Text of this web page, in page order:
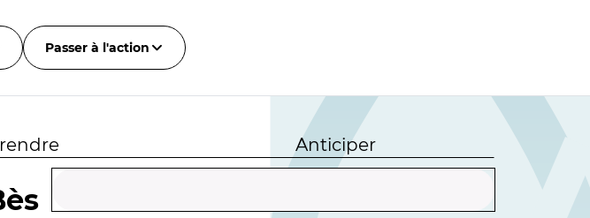
Passer à l'action
Anticiper